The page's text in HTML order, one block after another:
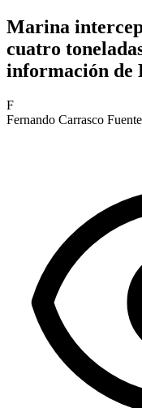
Marina
cuatro
información de
F
Fernando Carrasco